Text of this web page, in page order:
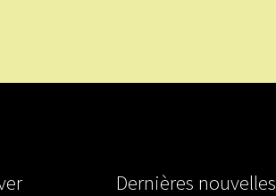
Dernières nouvelles